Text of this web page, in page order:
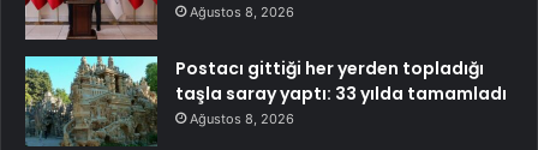
Ağustos 8, 2026
Postacı gittiği her yerden topladığı
taşla saray yaptı: 33 yılda tamamladı
Ağustos 8, 2026